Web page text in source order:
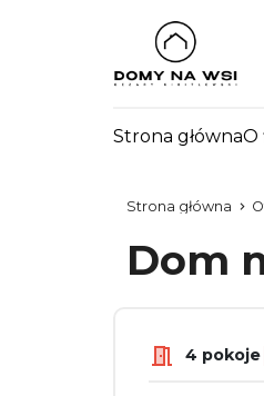
Strona głównaO
Strona główna
Dom
4 pokoje